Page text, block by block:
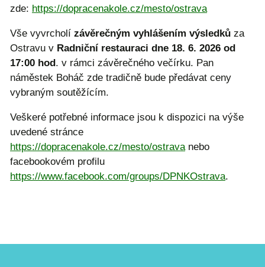
zde: https://dopracenakole.cz/mesto/ostrava
Vše vyvrcholí závěrečným vyhlášením výsledků za
Ostravu v Radniční restauraci dne 18. 6. 2026 od
17:00 hod. v rámci závěrečného večírku. Pan
náměstek Boháč zde tradičně bude předávat ceny
vybraným soutěžícím.
Veškeré potřebné informace jsou k dispozici na výše
uvedené stránce
https://dopracenakole.cz/mesto/ostrava nebo
facebookovém profilu
https://www.facebook.com/groups/DPNKOstrava.